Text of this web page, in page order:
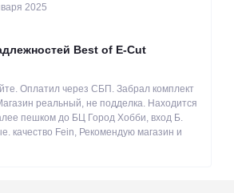
2025
Best of E-Cut
Оплатил через СБП. Забрал комплект
реальный, не подделка. Находится
пешком до БЦ Город Хобби, вход Б.
качество Fein, Рекомендую магазин и